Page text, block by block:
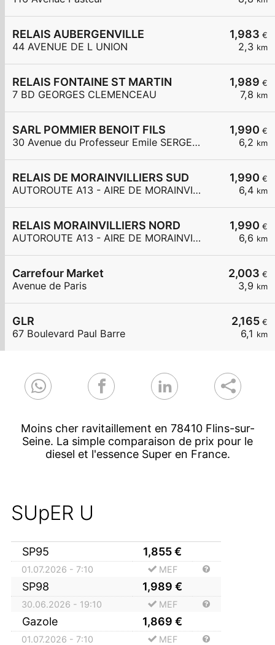
1,983 €
2,3 km
RELAIS AUBERGENVILLE
44 AVENUE DE L UNION
1,989 €
7,8 km
RELAIS FONTAINE ST MARTIN
7 BD GEORGES CLEMENCEAU
1,990 €
6,2 km
SARL POMMIER BENOIT FILS
30 Avenue du Professeur Emile SERGENT
1,990 €
6,4 km
RELAIS DE MORAINVILLIERS SUD
AUTOROUTE A13 - AIRE DE MORAINVILLIERS SUD
1,990 €
6,6 km
RELAIS MORAINVILLIERS NORD
AUTOROUTE A13 - AIRE DE MORAINVILLIERS NORD
2,003 €
3,9 km
Carrefour Market
Avenue de Paris
2,165 €
6,1 km
GLR
67 Boulevard Paul Barre
Moins cher ravitaillement en 78410 Flins-sur-
Seine. La simple comparaison de prix pour le
diesel et l'essence Super en France.
SUpER U
SP95 1,855€
01.07.2026 - 7:10 MEF
SP98 1,989 €
30.06.2026 - 19:10 MEF
Gazole 1,869 €
01.07.2026 - 7:10 MEF